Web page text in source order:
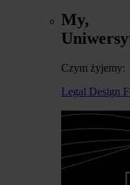
My,
Czym żyjemy:
Legal Design